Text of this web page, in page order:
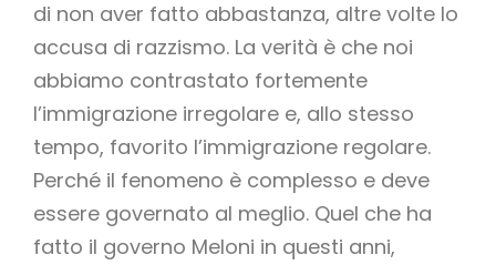
di non aver fatto abbastanza, altre volte lo
accusa di razzismo. La verità è che noi
abbiamo contrastato fortemente
l’immigrazione irregolare e, allo stesso
tempo, favorito l’immigrazione regolare.
Perché il fenomeno è complesso e deve
essere governato al meglio. Quel che ha
fatto il governo Meloni in questi anni,